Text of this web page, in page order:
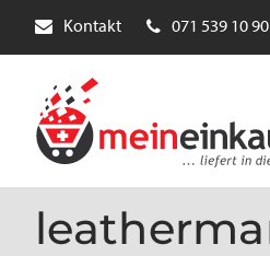
Kontakt 071 539 10 90